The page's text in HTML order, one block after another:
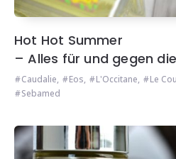
Hot Hot Summer
– Alles für und gegen
Caudalie, Eos, L'Occitane, Le
Sebamed